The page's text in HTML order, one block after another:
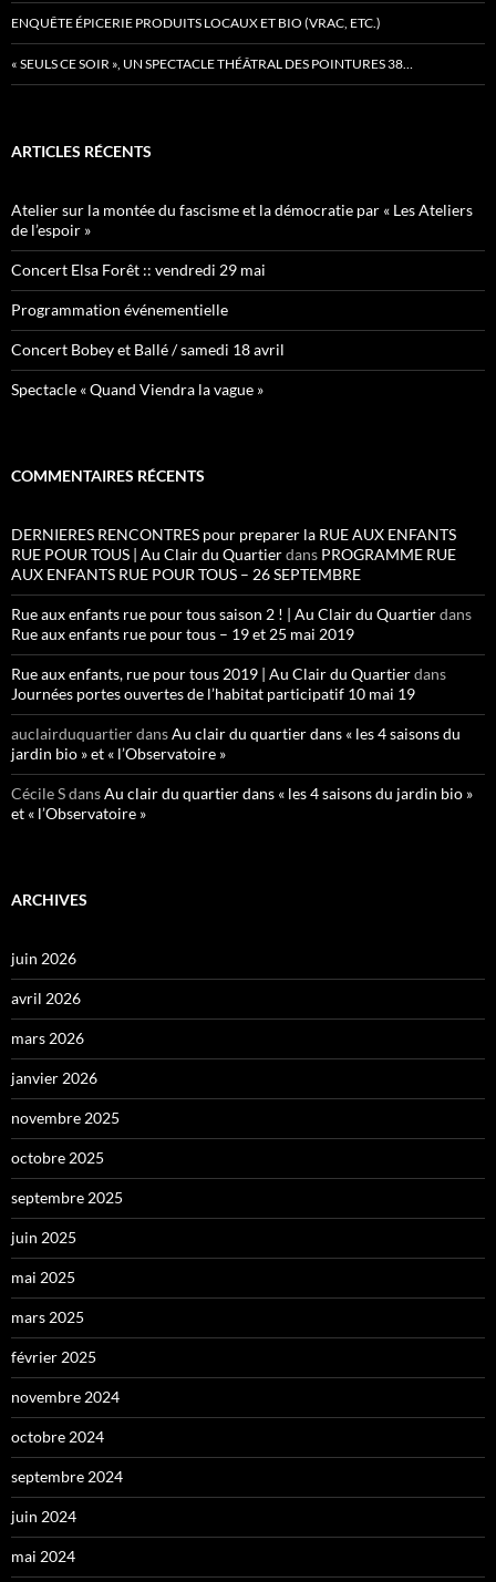
ENQUÊTE ÉPICERIE PRODUITS LOCAUX ET BIO (VRAC, ETC.)
« SEULS CE SOIR », UN SPECTACLE THÉÂTRAL DES POINTURES 38…
ARTICLES RÉCENTS
Atelier sur la montée du fascisme et la démocratie par « Les Ateliers
de l’espoir »
Concert Elsa Forêt :: vendredi 29 mai
Programmation événementielle
Concert Bobey et Ballé / samedi 18 avril
Spectacle « Quand Viendra la vague »
COMMENTAIRES RÉCENTS
DERNIERES RENCONTRES pour preparer la RUE AUX ENFANTS
RUE POUR TOUS | Au Clair du Quartierdans PROGRAMME RUE
AUX ENFANTS RUE POUR TOUS – 26 SEPTEMBRE
Rue aux enfants rue pour tous saison 2 ! | Au Clair du Quartierdans
Rue aux enfants rue pour tous – 19 et 25 mai 2019
Rue aux enfants, rue pour tous 2019 | Au Clair du Quartierdans
Journées portes ouvertes de l’habitat participatif 10 mai 19
auclairduquartierdansAu clair du quartier dans « les 4 saisons du
jardin bio » et « l’Observatoire »
Cécile SdansAu clair du quartier dans « les 4 saisons du jardin bio »
et « l’Observatoire »
ARCHIVES
juin 2026
avril 2026
mars 2026
janvier 2026
novembre 2025
octobre 2025
septembre 2025
juin 2025
mai 2025
mars 2025
février 2025
novembre 2024
octobre 2024
septembre 2024
juin 2024
mai 2024